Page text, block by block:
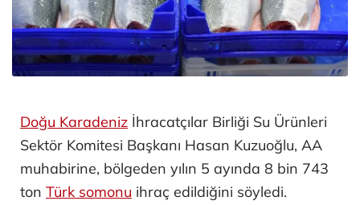
Doğu Karadeniz İhracatçılar Birliği Su Ürünleri
Sektör Komitesi Başkanı Hasan Kuzuoğlu, AA
muhabirine, bölgeden yılın 5 ayında 8 bin 743
ton Türk somonu ihraç edildiğini söyledi.